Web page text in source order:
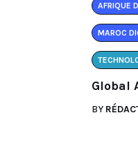
AFRIQUE
MAROC
Global
BY